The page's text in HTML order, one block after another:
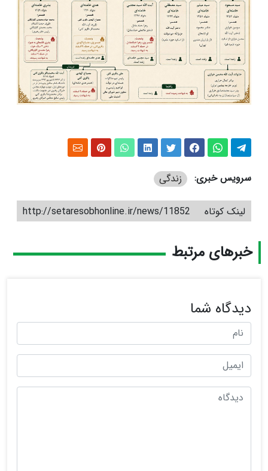
سرویس خبری: زندگی
لینک کوتاه http://setaresobhonline.ir/news/11852
خبرهای مرتبط
دیدگاه شما